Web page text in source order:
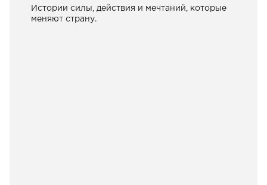
Истории силы, действия и мечтаний, которые
меняют страну.